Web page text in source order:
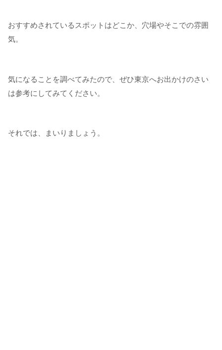
おすすめされているスポットはどこか、穴場やそこでの雰囲
気。
気になることを調べてみたので、ぜひ東京へお出かけのさい
は参考にしてみてください。
それでは、まいりましょう。